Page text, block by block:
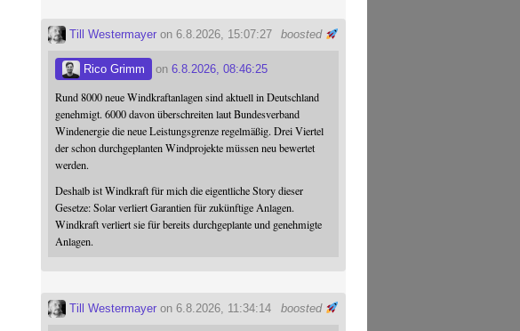
boosted
Till Westermayer on 6.8.2026, 15:07:27
Rico Grimm on6.8.2026, 08:46:25
Rund 8000 neue Windkraftanlagen sind aktuell in Deutschland
genehmigt. 6000 davon überschreiten laut Bundesverband
Windenergie die neue Leistungsgrenze regelmäßig. Drei Viertel
der schon durchgeplanten Windprojekte müssen neu bewertet
werden.
Deshalb ist Windkraft für mich die eigentliche Story dieser
Gesetze: Solar verliert Garantien für zukünftige Anlagen.
Windkraft verliert sie für bereits durchgeplante und genehmigte
Anlagen.
boosted
Till Westermayer on 6.8.2026, 11:34:14